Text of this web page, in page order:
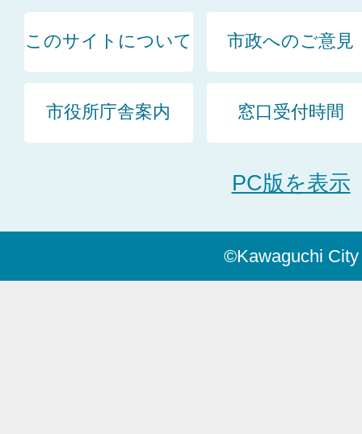
このサイトについて 市政へのご意見
市役所庁舎案内 窓口受付時間
PC版を表示
©Kawaguchi City